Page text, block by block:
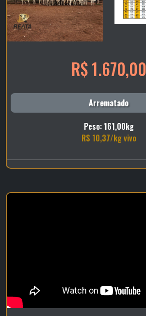
R$ 1.670,00
Arrematado
Peso: 161,00kg
R$ 10,37/kg vivo